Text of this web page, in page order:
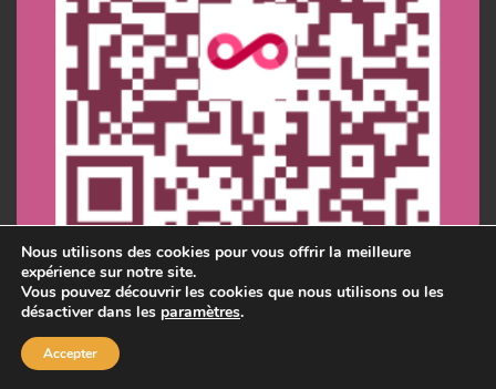
Nous utilisons des cookies pour vous offrir la meilleure
expérience sur notre site.
Vous pouvez découvrir les cookies que nous utilisons ou les
désactiver dans les paramètres.
Accepter